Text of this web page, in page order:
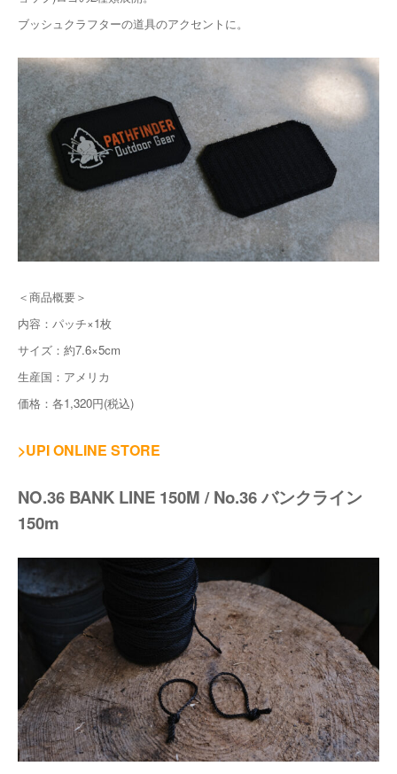
ブッシュクラフターの道具のアクセントに。
＜商品概要＞
内容：パッチ×1枚
サイズ：約7.6×5cm
生産国：アメリカ
価格：各1,320円(税込)
>UPI ONLINE STORE
NO.36 BANK LINE 150M / No.36 バンクライン
150m